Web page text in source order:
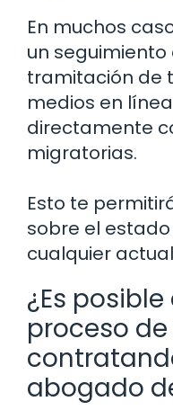
En muchos
un
tramitación de
medios en
directamente
migratorias.
Esto te
sobre el
cualquier
¿Es
proceso
abogado